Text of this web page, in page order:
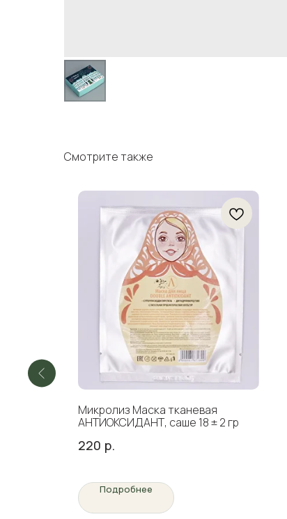
Смотрите также
Микролиз Маска тканевая
АНТИОКСИДАНТ, саше 18 ± 2 гр
220 р.
Подробнее